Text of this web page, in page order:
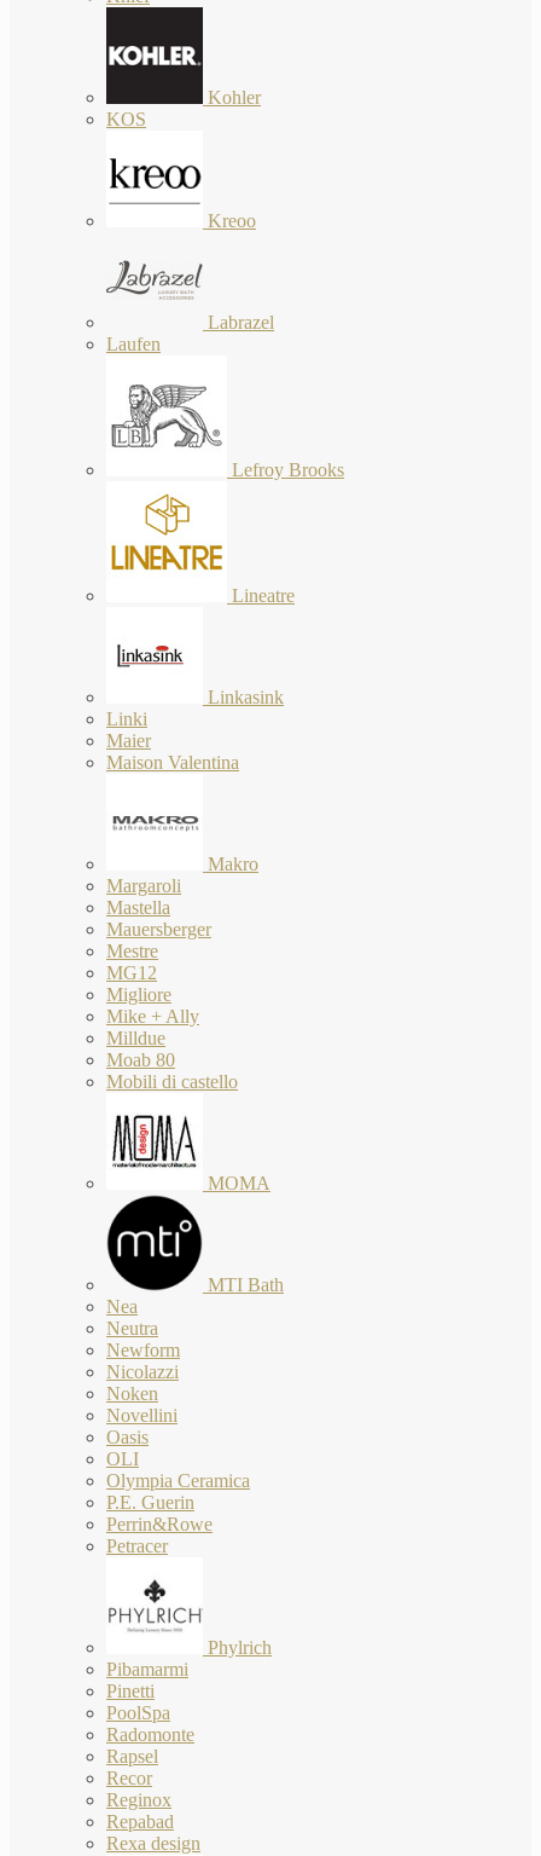
Kohler
KOS
Kreoo
Labrazel
Laufen
Lefroy Brooks
Lineatre
Linkasink
Linki
Maier
Maison Valentina
Makro
Margaroli
Mastella
Mauersberger
Mestre
MG12
Migliore
Mike + Ally
Milldue
Moab 80
Mobili di castello
MOMA
MTI Bath
Nea
Neutra
Newform
Nicolazzi
Noken
Novellini
Oasis
OLI
Olympia Ceramica
P.E. Guerin
Perrin&Rowe
Petracer
Phylrich
Pibamarmi
Pinetti
PoolSpa
Radomonte
Rapsel
Recor
Reginox
Repabad
Rexa design